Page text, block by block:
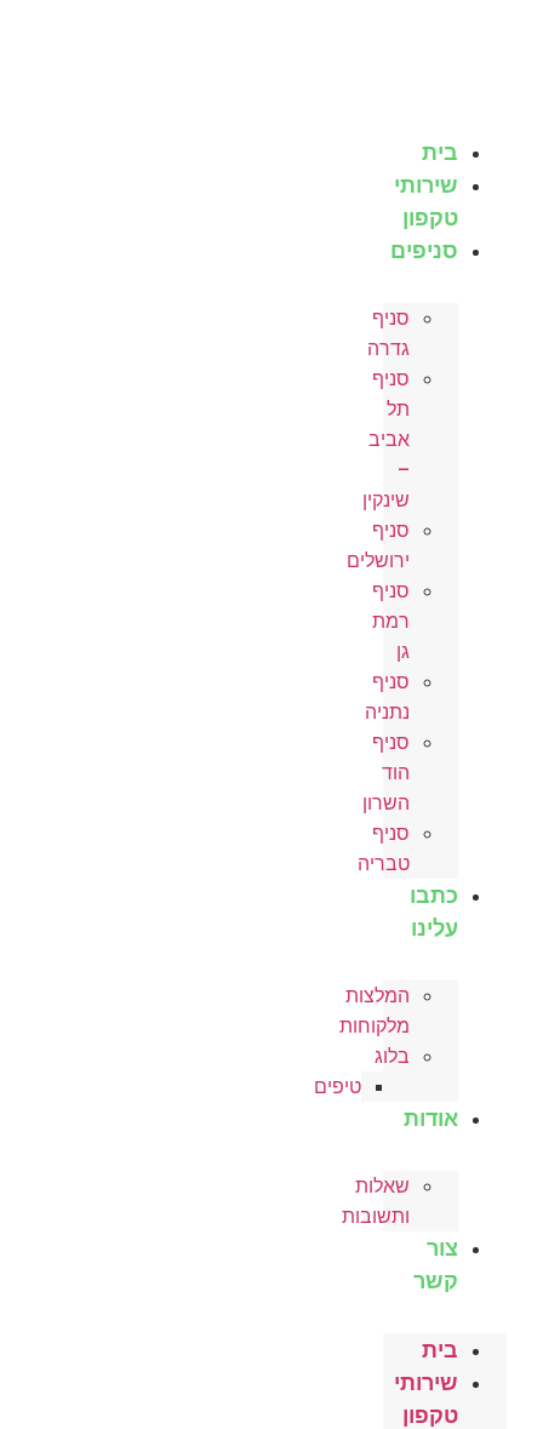
בית
שירותי
טקפון
סניפים
סניף
גדרה
סניף
תל
אביב
–
שינקין
סניף
ירושלים
סניף
רמת
גן
סניף
נתניה
סניף
הוד
השרון
סניף
טבריה
כתבו
עלינו
המלצות
מלקוחות
בלוג
טיפים
אודות
שאלות
ותשובות
צור
קשר
בית
שירותי
טקפון